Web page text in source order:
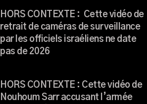
HORS CONTEXTE : Cette vidéo de
retrait de caméras de surveillance
par les officiels israéliens ne date
pas de 2026
HORS CONTEXTE : Cette vidéo de
Nouhoum Sarr accusant l’armée